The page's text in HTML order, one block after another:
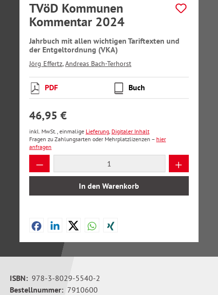
TVöD Kommunen
Kommentar 2024
Jahrbuch mit allen wichtigen Tariftexten und
der Entgeltordnung (VKA)
Jörg Effertz,Andreas Bach-Terhorst
PDF Buch
46,95 €
inkl. MwSt., einmalige Lieferung, Digitaler Inhalt
Fragen zu Zahlungsarten oder Mehrplatzlizenzen – hier
anfragen
Produkt Anzahl: Gib den gewünschten
In den Warenkorb
ISBN: 978-3-8029-5540-2
Bestellnummer: 7910600